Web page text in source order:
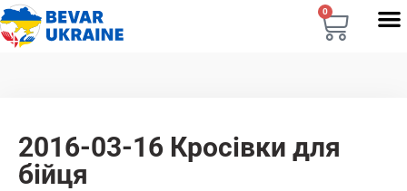
0
2016-03-16 Кросівки для
бійця